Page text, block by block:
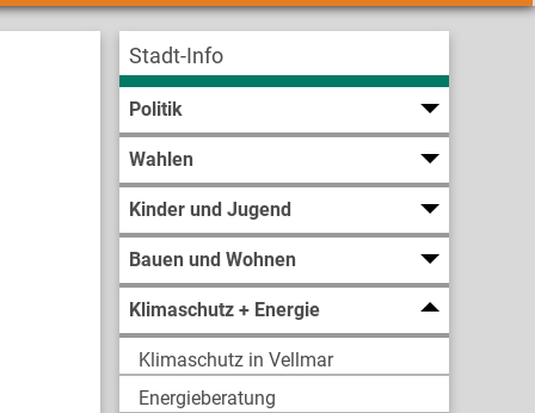
Stadt-Info
Politik
Wahlen
Kinder und Jugend
Bauen und Wohnen
Klimaschutz + Energie
Klimaschutz in Vellmar
Energieberatung